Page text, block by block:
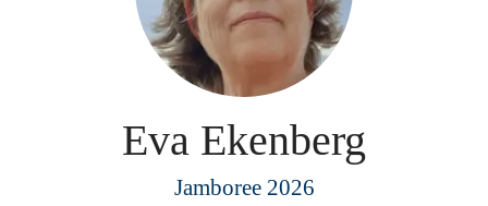
Eva Ekenberg
Jamboree 2026